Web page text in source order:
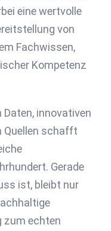
eine wertvolle
von
Fachwissen,
Kompetenz
innovativen
Quellen schafft
Gerade
ist, bleibt nur
zum echten